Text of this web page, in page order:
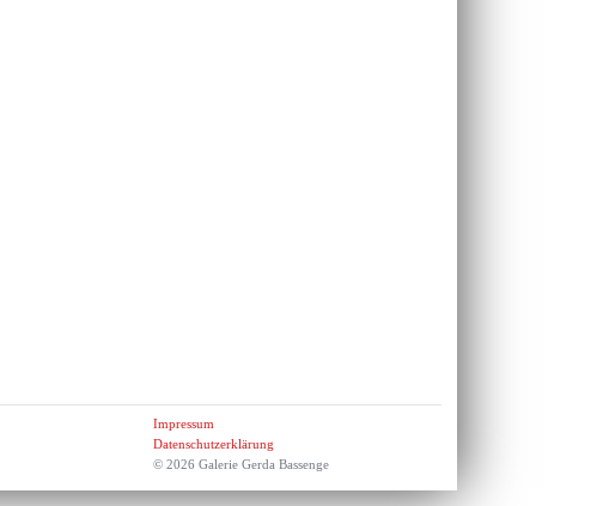
Impressum
Datenschutzerklärung
© 2026 Galerie Gerda Bassenge